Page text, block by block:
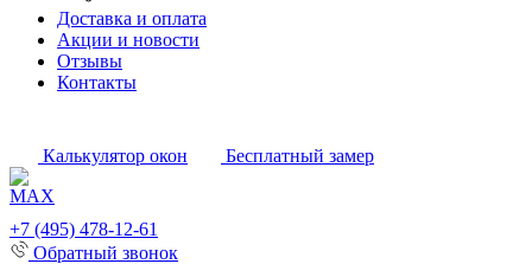
Доставка и оплата
Акции и новости
Отзывы
Контакты
Калькулятор окон Бесплатный замер
+7 (495) 478-12-61
Обратный звонок